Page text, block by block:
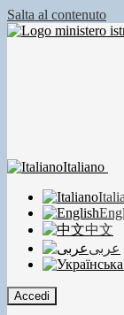
Salta al contenuto
Italiano
中文
عربى
Accedi